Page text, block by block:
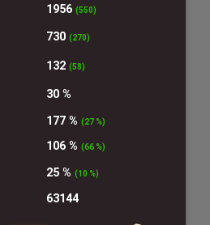
1956 (550)
730 (270)
132 (58)
30 %
177 % (27 %)
106 % (66 %)
25 % (10 %)
63144